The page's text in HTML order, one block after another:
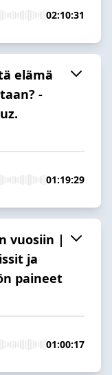
02:10:31
elämä
-
01:19:29
vuosiin |
ja
paineet
01:00:17